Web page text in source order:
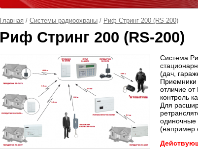
Главная / Системы радиоохраны / Риф Стринг 200 (RS-200)
Риф Стринг 200 (RS-200)
Система
(дач,
отличие
контроль
Для
одиночные
(например